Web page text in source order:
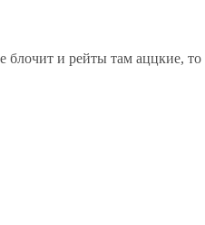
и рейты там аццкие, то